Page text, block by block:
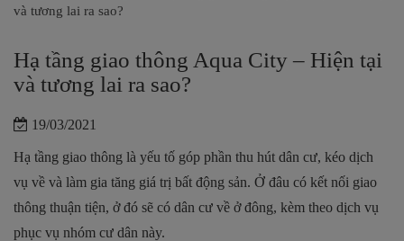
và tương lai ra sao?
Hạ tầng giao thông Aqua City – Hiện tại
và tương lai ra sao?
19/03/2021
Hạ tầng giao thông là yếu tố góp phần thu hút dân cư, kéo dịch
vụ về và làm gia tăng giá trị bất động sản. Ở đâu có kết nối giao
thông thuận tiện, ở đó sẽ có dân cư về ở đông, kèm theo dịch vụ
phục vụ nhóm cư dân này.